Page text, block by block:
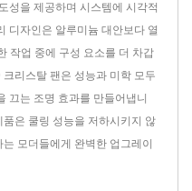
성을 제공하며 시스템에 시각적
디자인은 알루미늄 대안보다 열
작업 중에 구성 요소를 더 차갑
리스탈 팬은 성능과 미학 모두
끄는 조명 효과를 만들어냅니
은 쿨링 성능을 저하시키지 않
모더들에게 완벽한 업그레이